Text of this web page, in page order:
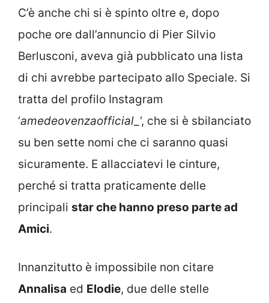
C’è anche chi si è spinto oltre e, dopo
poche ore dall’annuncio di Pier Silvio
Berlusconi, aveva già pubblicato una lista
di chi avrebbe partecipato allo Speciale. Si
tratta del profilo Instagram
‘amedeovenzaofficial_ ‘, che si è sbilanciato
su ben sette nomi che ci saranno quasi
sicuramente. E allacciatevi le cinture,
perché si tratta praticamente delle
principali star che hanno preso parte ad
Amici.
Innanzitutto è impossibile non citare
Annalisa ed Elodie, due delle stelle